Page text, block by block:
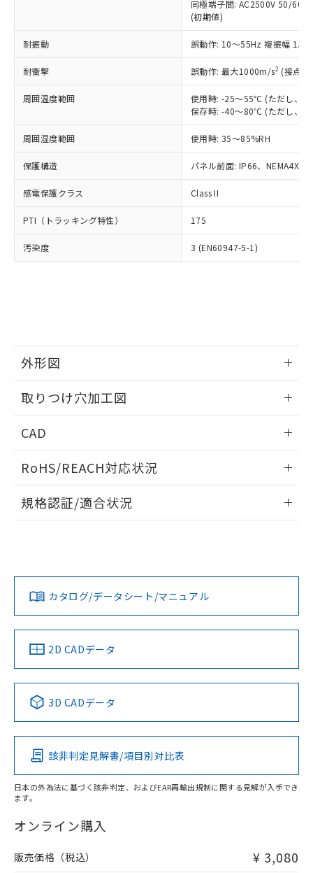
同極端子間: AC2500V 50/
(初期値)
耐振動 誤動作: 10～55Hz 複振幅
耐衝撃 誤動作: 最大1000m/s2 (接点
周囲温度範囲
使用時: -25～55℃ (ただし、氷
保存時: -40～80℃ (ただし、氷
周囲湿度範囲 使用時: 35～85%RH
保護構造 パネル前面: IP66、NEMA4X,
感電保護クラス Class II
PTI（トラッキング特性） 175
汚染度 3 (EN60947-5-1)
外形図
取りつけ穴加工図
CAD
ドすることができます。
ログイン/会員登録
ダウンロードデータをご利用いただく前に、以下を必ずお読
みください。
ソフトウェアの使用条件
RoHS/REACH対応状況
EU RoHS 注意事項・凡例
対応済み
中国 RoHS 注意事項・凡例
Pb Hg Cd Cr(VI)
O
在庫等で未対応品が混在する可能性があります。
問い合わせください。
規格認証/適合状況
カタログ/データシート/マニュアル
2D CADデータ
3D CADデータ
該非判定見解書/項目別対比表
日本の外為法に基づく該非判定、およびEAR再輸出規制に関する見解が入手でき
ます。
オンライン購入
販売価格（税込） ¥ 3,080
正式な納期状況および標準価格はお客
様のお取引先、またはお客様担当のオ
ムロン制御機器販売店・当社販売員に
オムロン制御機器販売店や当社販売拠
販売ネットワーク
」をご確認
在庫状況および標準価格結果を当社の
事前の承諾なく第三者に漏洩または開
マイパーツ機能（部品リスト作成サー
ビス）をご利用いただくには、I-Web
メンバーズにご登録されている必要が
あります。
お客様が当ウェブサイト上で当社にご
登録された部品リストについて、当社
および当社の共同利用者が、当社の製
用者の範囲」に記載されている法人を
(PBDE) 1000ppm以下、フタル酸ビス(2-エチルヘキシ
ル) (DEHP)(別名：DOP) 1000ppm以下、フタル酸ブチ
ルベンジル（BBP） 1000ppm以下、フタル酸ジブチル
（DBP） 1000ppm以下、フタル酸ジイソブチル
但し、RoHS指令で産業用監視および制御機器に対する
フタル酸エステル類の４物質については閾値を超える意
図的な使用がないことを確認しています。
※2 対応予定月
部品在庫の切り替え状況などにより、予定
月が前後することがあります。
※3 非含有証明書ダウンロード
※本証明書は発行日時点で非含有を証明す
るもので、過去に遡って非含有を証明する
ものではありません。
物質の対応では、対応完了までの期間は出
荷製品に未対応品が混在することから備考
していることから、特段のことがない限
り、2022年1月12日より割愛しておりま
す。
Cr(Ⅵ)(六価クロム) : 1000ppm、 PBBs(ポリ臭化ビフェ
ニル類) : 1000ppm、 PBDEs(ポリ臭化ジフェニルエーテ
イソブチル) : 1000ppm、 BBP(フタル酸ブチルベンジ
DEHP(フタル酸ビス(2-エチルヘキシル)) : 1000ppm
※2 環境保護使用期限
「ｅ」：有害物質（10物質）のすべてが基
準値以下であることを示します。
「10」：通常の使用状況下において有害物
質が外部に漏えいし、環境に深刻な影響を
及ぼさない年数を意味します。
「－」：未確認です。当社販売部門へお問
い合わせください。
当社は規制貨物を破棄する場合は、完
いよう必要な手段を講じます。
当社は貴社製品を、核兵器、ミサイ
ル、化学兵器、生物兵器またはその他
武器並びにこれらの製造装置等に一切
当社は、貴社製品を第三者に販売する
場合は、上記1、2および3の内容を当
該第三者に通知します。また当社は、
販売先および販売に係わる関係者が違
法に輸出するおそれがある場合は、取
り引きをいたしません。
一定数以上の在庫あり
一定数には満たないが在庫あり
在庫なし(最新の在庫状況につ
いては、お客様のお取引先、ま
たはお客様担当のオムロン制御
機器販売店・当社販売員にご確
白
受注生産機種、また在庫状況の
情報を公開していない機種